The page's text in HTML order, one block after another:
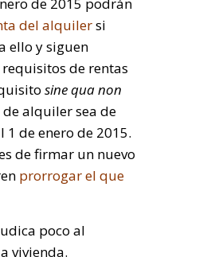
del alquilersi
ello y siguen
de rentas
sine qua non
alquiler sea de
de enero de 2015.
de firmar un nuevo
prorrogar el que
poco al
vivienda.